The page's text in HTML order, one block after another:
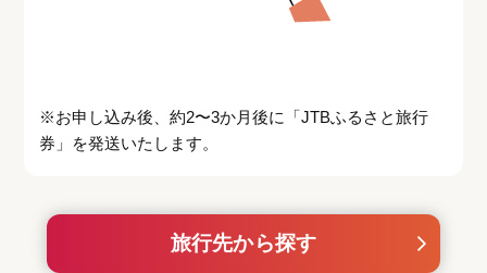
※お申し込み後、約2〜3か月後に「JTBふるさと旅行
券」を発送いたします。
旅行先から探す